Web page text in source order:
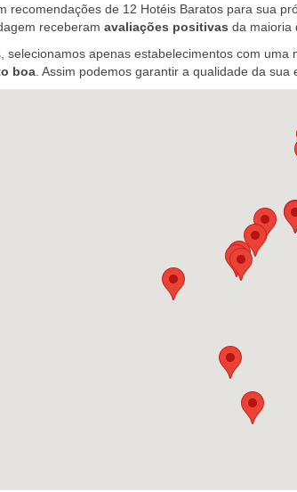
recomendações de 12 Hotéis Baratos para sua
receberam avaliações positivas da maioria
selecionamos apenas estabelecimentos com
boa . Assim podemos garantir a qualidade da sua